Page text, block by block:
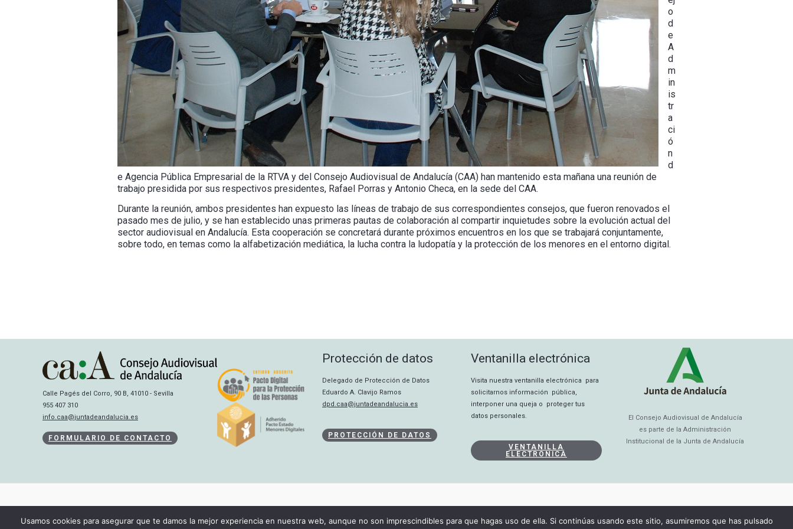
o
d
e
A
d
m
in
is
tr
a
ci
ó
n
d
e Agencia Pública Empresarial de la RTVA y del Consejo Audiovisual de Andalucía (CAA) han mantenido esta mañana una reunión de
trabajo presidida por sus respectivos presidentes, Rafael Porras y Antonio Checa, en la sede del CAA.
Durante la reunión, ambos presidentes han expuesto las líneas de trabajo de sus correspondientes consejos, que fueron renovados el
pasado mes de julio, y se han establecido unas primeras pautas de colaboración al compartir inquietudes sobre la evolución actual del
sector audiovisual en Andalucía. Esta cooperación se concretará durante próximos encuentros en los que se trabajará conjuntamente,
sobre todo, en temas como la alfabetización mediática, la lucha contra la ludopatía y la protección de los menores en el entorno digital.
Calle Pagés del Corro, 90 B, 41010 - Sevilla
955 407 310
info.caa@juntadeandalucia.es
FORMULARIO DE CONTACTO
Protección de datos
Delegado de Protección de Datos
Eduardo A. Clavijo Ramos
dpd.caa@juntadeandalucia.es
PROTECCIÓN DE DATOS
Ventanilla electrónica
Visita nuestra ventanilla electrónica para
solicitarnos información pública,
interponer una queja o proteger tus
datos personales.
VENTANILLA
ELECTRÓNICA
El Consejo Audiovisual de Andalucía
es parte de la Administración
Institucional de la Junta de Andalucía
CANAL INTERNO
Usamos cookies para asegurar que te damos la mejor experiencia en nuestra web, aunque no son imprescindibles para que hagas uso de ella. Si continúas usando este sitio, asumiremos que has pulsado